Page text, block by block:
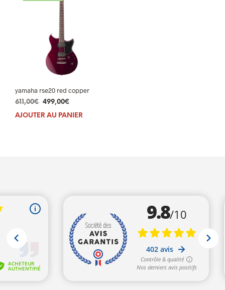
yamaha rse20 red copper
611,00€ Le
prix
499,00€
prix
AJOUTER AU PANIER